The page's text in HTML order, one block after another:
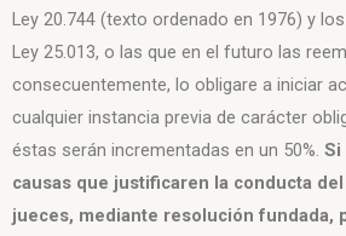
Ley 20.744 (texto ordenado en 1976) y
Ley 25.013, o las que en el futuro las
consecuentemente, lo obligare a iniciar
cualquier instancia previa de carácter
éstas serán incrementadas en un 50%. Si
causas que justificaren la conducta
jueces, mediante resolución fundada,